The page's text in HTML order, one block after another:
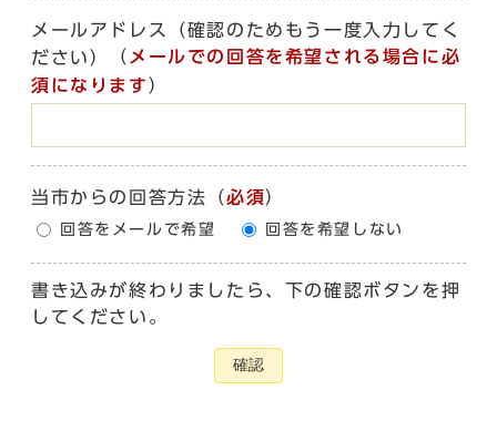
メールアドレス（確認のためもう一度入力してく
ださい）
（ メールでの回答を希望される場合に必
須になります ）
当市からの回答方法 （必須）
回答をメールで希望 回答を希望しない
書き込みが終わりましたら、下の確認ボタンを押
してください。
確認